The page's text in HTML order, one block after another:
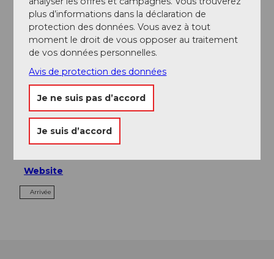
Excursions
Contact
Bellevue-Terminus
Bahnhofstrasse 10
6390Engelberg
+41 (0)41 639 68 68
Website
Arrivée
plus d’informations dans la déclaration de
protection des données. Vous avez à tout
moment le droit de vous opposer au traitement
de vos données personnelles.
Avis de protection des données
Je ne suis pas d’accord
Je suis d’accord